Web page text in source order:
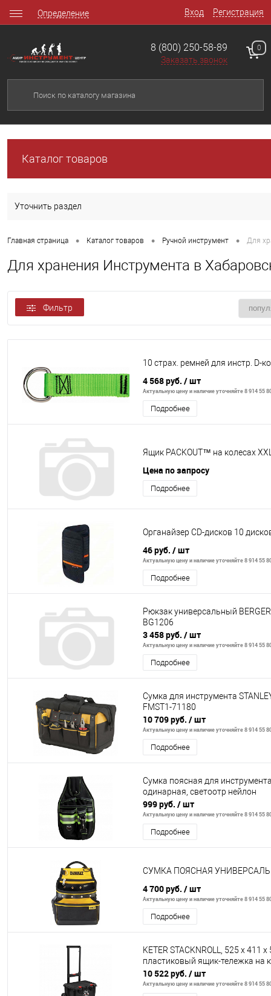
Вход Регистрация
Определение
8 (800) 250-58-89
Заказать звонок
0
Каталог товаров
Уточнить раздел
Главная страница • Каталог товаров • Ручной инструмент • Для
Для хранения Инструмента в
Фильтр
10 страх. ремней для инстр. D-
4 568 руб. / шт
Актуальную цену и наличие уточняйте 8 914 55
Подробнее
Ящик PACKOUT™ на колесах
Цена по запросу
Подробнее
Органайзер CD-дисков 10
46 руб. / шт
Актуальную цену и наличие уточняйте 8 914 55
Подробнее
Рюкзак универсальный
BG1206
3 458 руб. / шт
Актуальную цену и наличие уточняйте 8 914 55
Подробнее
Сумка для инструмента
FMST1-71180
10 709 руб. / шт
Актуальную цену и наличие уточняйте 8 914 55
Подробнее
Сумка поясная для
одинарная, светоотр нейлон
999 руб. / шт
Актуальную цену и наличие уточняйте 8 914 55
Подробнее
СУМКА ПОЯСНАЯ
4 700 руб. / шт
Актуальную цену и наличие уточняйте 8 914 55
Подробнее
KETER STACKNROLL, 525 х 411
пластиковый ящик-тележка на
10 522 руб. / шт
Актуальную цену и наличие уточняйте 8 914 55